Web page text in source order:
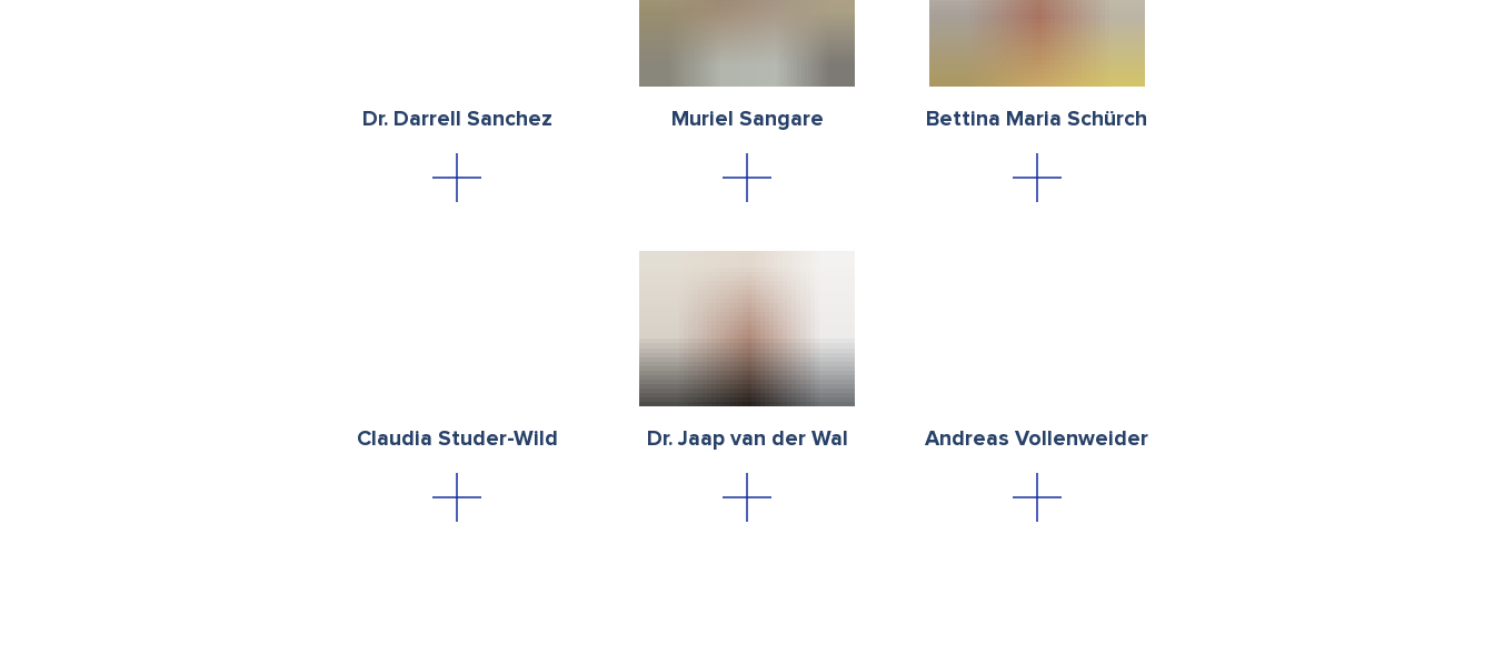
Dr. Darrell Sanchez Muriel Sangare Bettina Maria Schürch
Claudia Studer-Wild Dr. Jaap van der Wal Andreas Vollenweider